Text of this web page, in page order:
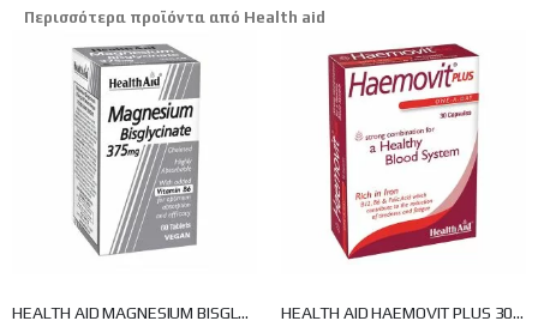
Περισσότερα προϊόντα από Health aid
HEALTH AID MAGNESIUM BISGLYCINATE 375mg 60 TABLETS HEALTH AID HAEMOVIT PLUS 30CAPS